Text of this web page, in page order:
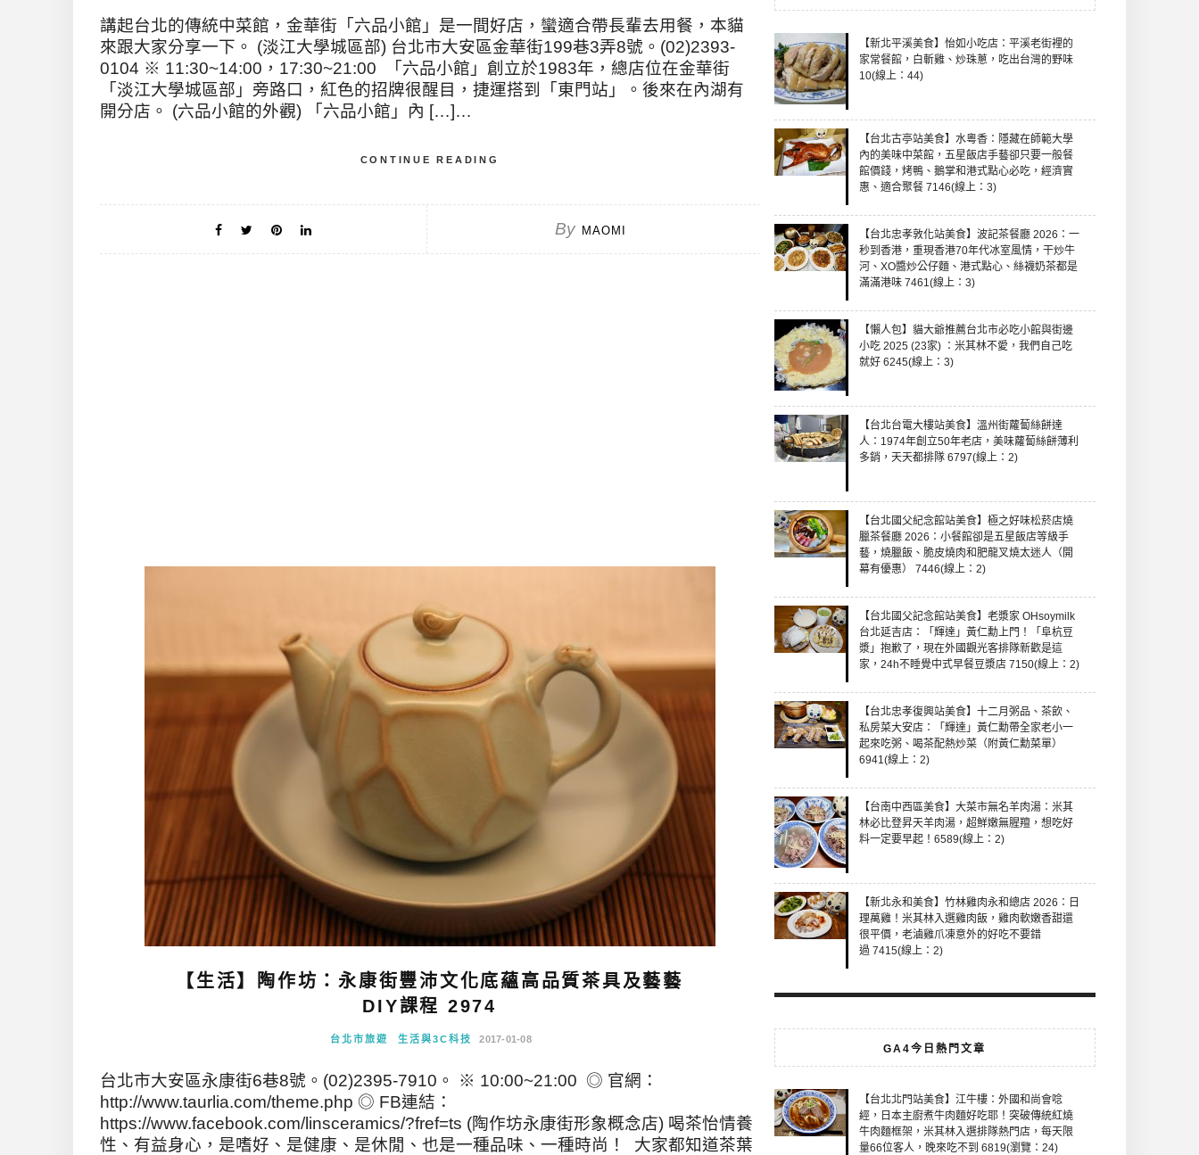
講起台北的傳統中菜館，金華街「六品小館」是一間好店，蠻適合帶長輩去用餐，本貓
來跟大家分享一下。 (淡江大學城區部) 台北市大安區金華街199巷3弄8號。(02)2393-
0104 ※ 11:30~14:00，17:30~21:00 「六品小館」創立於1983年，總店位在金華街
「淡江大學城區部」旁路口，紅色的招牌很醒目，捷運搭到「東門站」。後來在內湖有
開分店。 (六品小館的外觀) 「六品小館」內 […]…
CONTINUE READING
By MAOMI
【生活】陶作坊：永康街豐沛文化底蘊高品質茶具及藝藝
DIY課程 2974
台北市旅遊 生活與3C科技 2017-01-08
台北市大安區永康街6巷8號。(02)2395-7910。 ※ 10:00~21:00 ◎ 官網：
http://www.taurlia.com/theme.php ◎ FB連結：
https://www.facebook.com/linsceramics/?fref=ts (陶作坊永康街形象概念店) 喝茶怡情養
性、有益身心，是嗜好、是健康、是休閒、也是一種品味、一種時尚！ 大家都知道茶葉
【新北平溪美食】怡如小吃店：平溪老街裡的
家常餐館，白斬雞、炒珠蔥，吃出台灣的野味
10(線上：44)
【台北古亭站美食】水粵香：隱藏在師範大學
內的美味中菜館，五星飯店手藝卻只要一般餐
館價錢，烤鴨、鵝掌和港式點心必吃，經濟實
惠、適合聚餐 7146(線上：3)
【台北忠孝敦化站美食】波記茶餐廳 2026：一
秒到香港，重現香港70年代冰室風情，干炒牛
河、XO醬炒公仔麵、港式點心、絲襪奶茶都是
滿滿港味 7461(線上：3)
【懶人包】貓大爺推薦台北市必吃小館與街邊
小吃 2025 (23家) ：米其林不愛，我們自己吃
就好 6245(線上：3)
【台北台電大樓站美食】溫州街蘿蔔絲餅達
人：1974年創立50年老店，美味蘿蔔絲餅薄利
多銷，天天都排隊 6797(線上：2)
【台北國父紀念館站美食】極之好味松菸店燒
臘茶餐廳 2026：小餐館卻是五星飯店等級手
藝，燒臘飯、脆皮燒肉和肥龍叉燒太迷人（開
幕有優惠） 7446(線上：2)
【台北國父記念館站美食】老漿家 OHsoymilk
台北延吉店：「輝達」黃仁勳上門！「阜杭豆
漿」抱歉了，現在外國觀光客排隊新歡是這
家，24h不睡覺中式早餐豆漿店 7150(線上：2)
【台北忠孝復興站美食】十二月粥品、茶飲、
私房菜大安店：「輝達」黃仁勳帶全家老小一
起來吃粥、喝茶配熱炒菜（附黃仁勳菜單）
6941(線上：2)
【台南中西區美食】大菜市無名羊肉湯：米其
林必比登昇天羊肉湯，超鮮嫩無腥羶，想吃好
料一定要早起！6589(線上：2)
【新北永和美食】竹林雞肉永和總店 2026：日
理萬雞！米其林入選雞肉飯，雞肉軟嫩香甜還
很平價，老滷雞爪凍意外的好吃不要錯
過 7415(線上：2)
GA4今日熱門文章
【台北北門站美食】江牛樓：外國和尚會唸
經，日本主廚煮牛肉麵好吃耶！突破傳統紅燒
牛肉麵框架，米其林入選排隊熱門店，每天限
量66位客人，晚來吃不到 6819(瀏覽：24)